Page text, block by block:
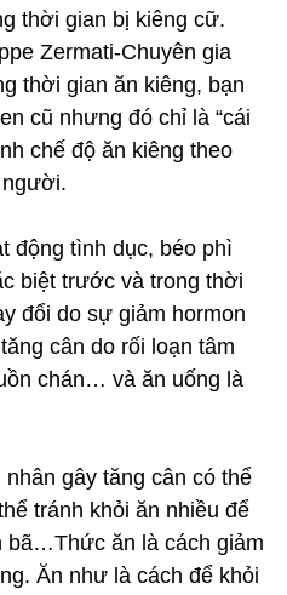
thời gian bị kiêng cữ.
Zermati-Chuyên gia
thời gian ăn kiêng, bạn
cũ nhưng đó chỉ là “cái
chế độ ăn kiêng theo
động tình dục, béo phì
biệt trước và trong thời
đổi do sự giảm hormon
cân do rối loạn tâm
chán… và ăn uống là
gây tăng cân có thể
tránh khỏi ăn nhiều để
bã…Thức ăn là cách giảm
Ăn như là cách để khỏi